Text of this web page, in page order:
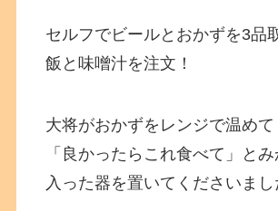
セルフでビールとおかずを3品
飯と味噌汁を注文！
大将がおかずをレンジで温めて
「良かったらこれ食べて」と
入った器を置いてくださいまし